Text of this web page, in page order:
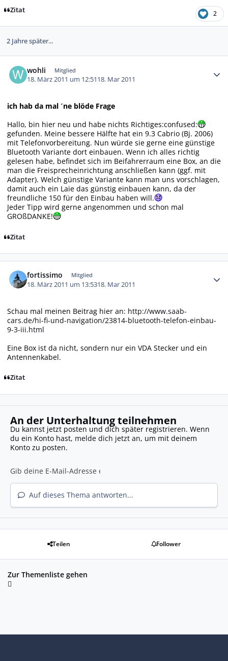
Zitat 2
2 Jahre später...
wohli Mitglied
18. März 2011 um 12:5118. Mar 2011
ich hab da mal ´ne blöde Frage
Hallo, bin hier neu und habe nichts Richtiges:confused:
gefunden. Meine bessere Hälfte hat ein 9.3 Cabrio (Bj. 2006)
mit Telefonvorbereitung. Nun würde sie gerne eine günstige
Bluetooth Variante dort einbauen. Wenn ich alles richtig
gelesen habe, befindet sich im Beifahrerraum eine Box, an die
man die Freisprecheinrichtung anschließen kann (ggf. mit
Adapter). Welch günstige Variante kann man uns vorschlagen,
damit auch ein Laie das günstig einbauen kann, da der
freundliche 150 für den Einbau haben will.
Jeder Tipp wird gerne angenommen und schon mal
GROßDANKE!
Zitat
fortissimo Mitglied
18. März 2011 um 13:5318. Mar 2011
Schau mal meinen Beitrag hier an: http://www.saab-
cars.de/hi-fi-und-navigation/23814-bluetooth-telefon-einbau-
9-3-iii.html
Eine Box ist da nicht, sondern nur ein VDA Stecker und ein
Antennenkabel.
Zitat
An der Unterhaltung teilnehmen
Du kannst jetzt posten und dich später registrieren. Wenn
du ein Konto hast, melde dich jetzt an, um mit deinem
Konto zu posten.
Auf dieses Thema antworten...
Teilen Follower
Zur Themenliste gehen